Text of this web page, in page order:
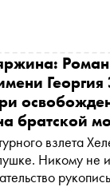
Роман
братской
взлета
Никому не